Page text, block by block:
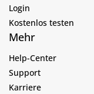
Login
Kostenlos testen
Mehr
Help-Center
Support
Karriere